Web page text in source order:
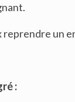
reprendre un
é :